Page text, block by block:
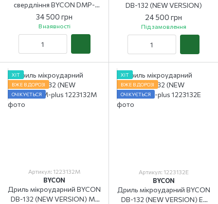
свердління BYCON DMP-
162D
34 500 грн
В наявності
DB-132 (NEW VERSION)
24 500 грн
Під замовлення
ХІТ
ВЖЕ В ДОРОЗІ
ОЧІКУЄТЬСЯ
Артикул: 1223132M
BYCON
Дриль мікроударний BYCON
DB-132 (NEW VERSION) M-
ХІТ
ВЖЕ В ДОРОЗІ
ОЧІКУЄТЬСЯ
Артикул: 1223132E
BYCON
Дриль мікроударний BYCON
DB-132 (NEW VERSION) E-